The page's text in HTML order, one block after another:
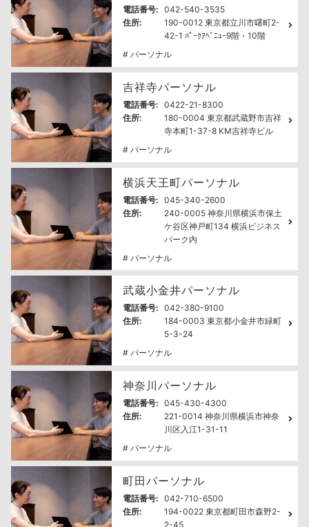
電話番号: 042-540-3535
住所:
190-0012 東京都立川市曙町2-
42-1 ﾊﾟｰｸｱﾍﾞﾆｭｰ9階・10階
# パーソナル
吉祥寺パーソナル
電話番号: 0422-21-8300
住所:
180-0004 東京都武蔵野市吉祥
寺本町1-37-8 KM吉祥寺ビル
# パーソナル
横浜天王町パーソナル
電話番号: 045-340-2600
住所:
240-0005 神奈川県横浜市保土
ケ谷区神戸町134 横浜ビジネス
パーク内
# パーソナル
武蔵小金井パーソナル
電話番号: 042-380-9100
住所:
184-0003 東京都小金井市緑町
5-3-24
# パーソナル
神奈川パーソナル
電話番号: 045-430-4300
住所:
221-0014 神奈川県横浜市神奈
川区入江1-31-11
# パーソナル
町田パーソナル
電話番号: 042-710-6500
住所:
194-0022 東京都町田市森野2-
2-45